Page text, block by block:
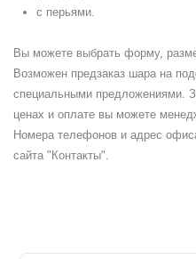
с перьями.
Вы можете выбрать форму,
Возможен предзаказ шара на
специальными предложениями.
ценах и оплате вы можете
Номера телефонов и адрес
сайта "Контакты".